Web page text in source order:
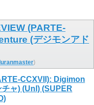
(PARTE-
(デジモンアド
)
CCXVII): Digimon
ャ) (Unl) (SUPER